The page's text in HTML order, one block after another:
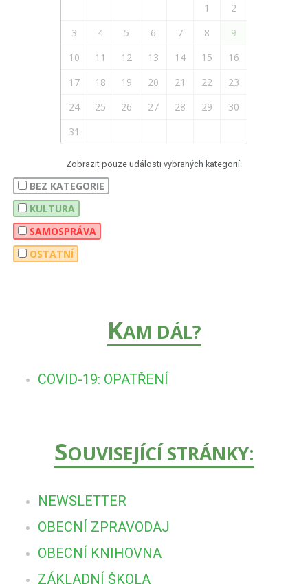
1
2
3
4 5 6 7 8
9
10
11 12 13 14 15
16
17
18 19 20 21 22
23
24
25 26 27 28 29
30
31
Zobrazit pouze události vybraných kategorií:
BEZ KATEGORIE
KULTURA
SAMOSPRÁVA
OSTATNÍ
KAM DÁL?
COVID-19: OPATŘENÍ
SOUVISEJÍCÍ STRÁNKY:
NEWSLETTER
OBECNÍ ZPRAVODAJ
OBECNÍ KNIHOVNA
ZÁKLADNÍ ŠKOLA